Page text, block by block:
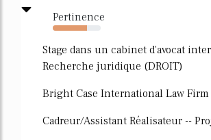
Pertinence
72%
Stage dans un cabinet d'avocat
Recherche juridique (DROIT)
Bright Case International Law Firm
Cadreur/Assistant Réalisateur --